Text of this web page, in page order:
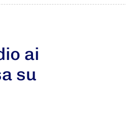
ai
su